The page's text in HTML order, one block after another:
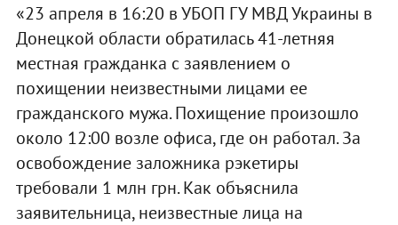
«23 апреля в 16:20 в УБОП ГУ МВД Украины в
Донецкой области обратилась 41-летняя
местная гражданка с заявлением о
похищении неизвестными лицами ее
гражданского мужа. Похищение произошло
около 12:00 возле офиса, где он работал. За
освобождение заложника рэкетиры
требовали 1 млн грн. Как объяснила
заявительница, неизвестные лица на